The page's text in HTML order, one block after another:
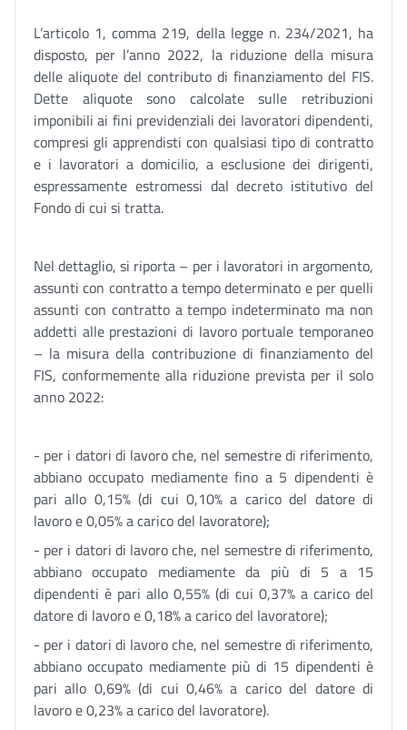
L’articolo 1, comma 219, della legge n. 234/2021, ha
disposto, per l’anno 2022, la riduzione della misura
delle aliquote del contributo di finanziamento del FIS.
Dette aliquote sono calcolate sulle retribuzioni
imponibili ai fini previdenziali dei lavoratori dipendenti,
compresi gli apprendisti con qualsiasi tipo di contratto
e i lavoratori a domicilio, a esclusione dei dirigenti,
espressamente estromessi dal decreto istitutivo del
Fondo di cui si tratta.
Nel dettaglio, si riporta – per i lavoratori in argomento,
assunti con contratto a tempo determinato e per quelli
assunti con contratto a tempo indeterminato ma non
addetti alle prestazioni di lavoro portuale temporaneo
– la misura della contribuzione di finanziamento del
FIS, conformemente alla riduzione prevista per il solo
anno 2022:
- per i datori di lavoro che, nel semestre di riferimento,
abbiano occupato mediamente fino a 5 dipendenti è
pari allo 0,15% (di cui 0,10% a carico del datore di
lavoro e 0,05% a carico del lavoratore);
- per i datori di lavoro che, nel semestre di riferimento,
abbiano occupato mediamente da più di 5 a 15
dipendenti è pari allo 0,55% (di cui 0,37% a carico del
datore di lavoro e 0,18% a carico del lavoratore);
- per i datori di lavoro che, nel semestre di riferimento,
abbiano occupato mediamente più di 15 dipendenti è
pari allo 0,69% (di cui 0,46% a carico del datore di
lavoro e 0,23% a carico del lavoratore).